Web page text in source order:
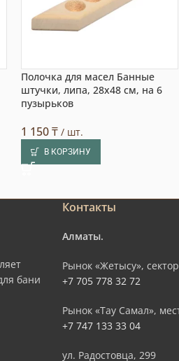
Полочка для масел Банные
штучки, липа, 28х48 см, на 6
пузырьков
1 150₸ / шт.
В КОРЗИНУ
бани
Контакты
Алматы.
Рынок «Жетысу»,
+7 705 778 32 72
Рынок «Тау Самал»,
+7 747 133 33 04
ул. Радостовца, 299